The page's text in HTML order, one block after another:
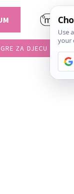
ZA DJECU